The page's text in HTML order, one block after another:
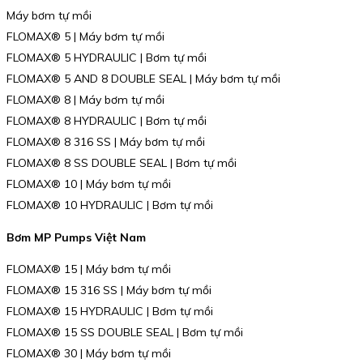
Máy bơm tự mồi
FLOMAX® 5 | Máy bơm tự mồi
FLOMAX® 5 HYDRAULIC | Bơm tự mồi
FLOMAX® 5 AND 8 DOUBLE SEAL | Máy bơm tự mồi
FLOMAX® 8 | Máy bơm tự mồi
FLOMAX® 8 HYDRAULIC | Bơm tự mồi
FLOMAX® 8 316 SS | Máy bơm tự mồi
FLOMAX® 8 SS DOUBLE SEAL | Bơm tự mồi
FLOMAX® 10 | Máy bơm tự mồi
FLOMAX® 10 HYDRAULIC | Bơm tự mồi
Bơm MP Pumps Việt Nam
FLOMAX® 15 | Máy bơm tự mồi
FLOMAX® 15 316 SS | Máy bơm tự mồi
FLOMAX® 15 HYDRAULIC | Bơm tự mồi
FLOMAX® 15 SS DOUBLE SEAL | Bơm tự mồi
FLOMAX® 30 | Máy bơm tự mồi